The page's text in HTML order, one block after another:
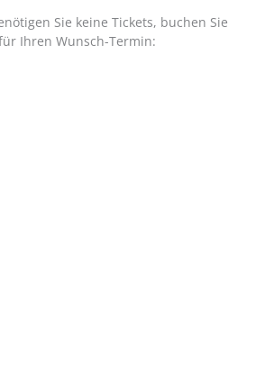
Sie keine Tickets, buchen Sie
Ihren Wunsch-Termin: